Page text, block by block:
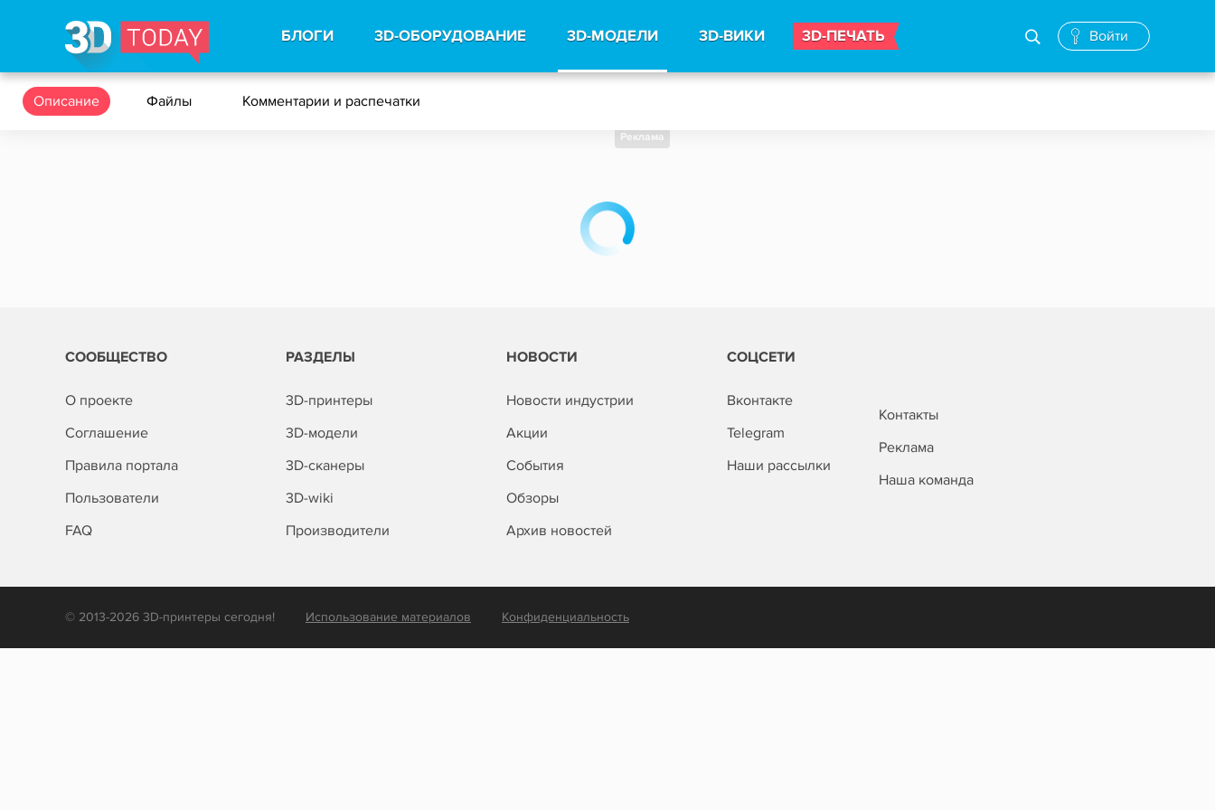
БЛОГИ 3D-ОБОРУДОВАНИЕ 3D-МОДЕЛИ 3D-ВИКИ 3D-ПЕЧАТЬ Войти
Описание Файлы Комментарии и распечатки
Реклама
СООБЩЕСТВО
О проекте
Соглашение
Правила портала
Пользователи
FAQ
РАЗДЕЛЫ
3D-принтеры
3D-модели
3D-сканеры
3D-wiki
Производители
НОВОСТИ
Новости индустрии
Акции
События
Обзоры
Архив новостей
СОЦСЕТИ
Вконтакте
Telegram
Наши рассылки
Контакты
Реклама
Наша команда
© 2013-2026 3D-принтеры сегодня! Использование материалов Конфиденциальность